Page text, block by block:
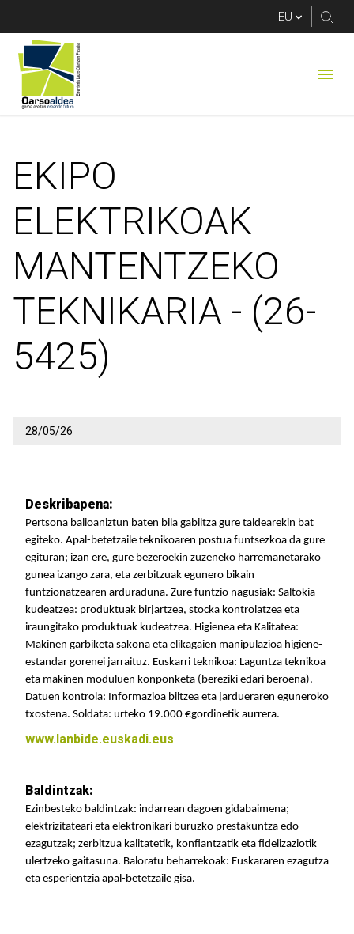
EKIPO
ELEKTRIKOAK
MANTENTZEKO
TEKNIKARIA - (26-
5425)
28/05/26
Deskribapena:
Pertsona balioaniztun baten bila gabiltza gure taldearekin bat
egiteko. Apal-betetzaile teknikoaren postua funtsezkoa da gure
egituran; izan ere, gure bezeroekin zuzeneko harremanetarako
gunea izango zara, eta zerbitzuak egunero bikain
funtzionatzearen arduraduna. Zure funtzio nagusiak: Saltokia
kudeatzea: produktuak birjartzea, stocka kontrolatzea eta
iraungitako produktuak kudeatzea. Higienea eta Kalitatea:
Makinen garbiketa sakona eta elikagaien manipulazioa higiene-
estandar gorenei jarraituz. Euskarri teknikoa: Laguntza teknikoa
eta makinen moduluen konponketa (bereziki edari beroena).
Datuen kontrola: Informazioa biltzea eta jardueraren eguneroko
txostena. Soldata: urteko 19.000 €gordinetik aurrera.
www.lanbide.euskadi.eus
Baldintzak:
Ezinbesteko baldintzak: indarrean dagoen gidabaimena;
elektrizitateari eta elektronikari buruzko prestakuntza edo
ezagutzak; zerbitzua kalitatetik, konfiantzatik eta fidelizaziotik
ulertzeko gaitasuna. Baloratu beharrekoak: Euskararen ezagutza
eta esperientzia apal-betetzaile gisa.